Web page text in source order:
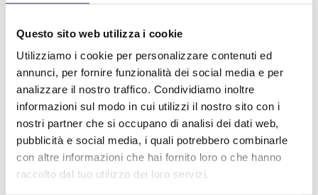
Questo sito web utilizza i cookie
Utilizziamo i cookie per personalizzare contenuti ed
annunci, per fornire funzionalità dei social media e per
analizzare il nostro traffico. Condividiamo inoltre
informazioni sul modo in cui utilizzi il nostro sito con i
nostri partner che si occupano di analisi dei dati web,
pubblicità e social media, i quali potrebbero combinarle
con altre informazioni che hai fornito loro o che hanno
raccolto dal tuo utilizzo dei loro servizi.